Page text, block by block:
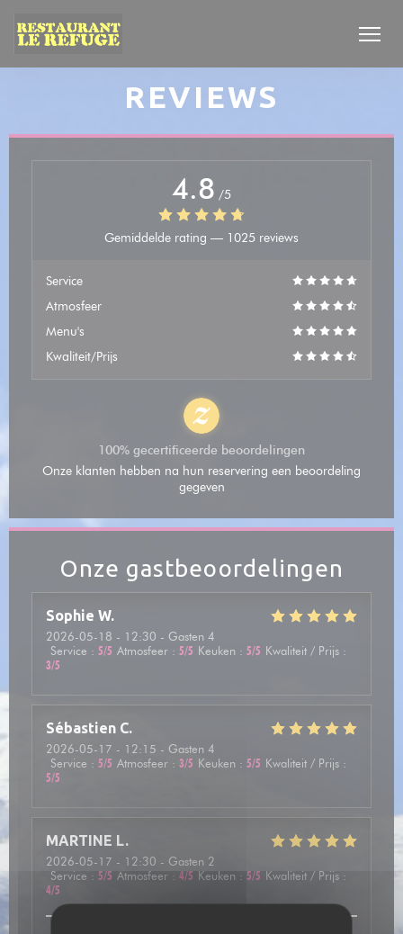
REVIEWS
Onze gastbeoordelingen
Sophie W
2026-05-18 - 12:30 - Gasten 4
Service : 5/5 Atmosfeer : 5/5 Keuken : 5/5 Kwaliteit / Prijs :
3/5
Sébastien C
2026-05-17 - 12:15 - Gasten 4
Service : 5/5 Atmosfeer : 3/5 Keuken : 5/5 Kwaliteit / Prijs :
5/5
MARTINE L
2026-05-17 - 12:30 - Gasten 2
Service : 5/5 Atmosfeer : 4/5 Keuken : 5/5 Kwaliteit / Prijs :
4/5
4.8 /5
Gemiddelde rating — 1025 reviews
Service
Atmosfeer
Menu's
Kwaliteit/Prijs
100% gecertificeerde beoordelingen
Onze klanten hebben na hun reservering een beoordeling
gegeven